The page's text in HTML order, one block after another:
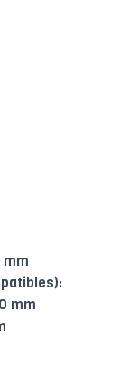
mm
mm